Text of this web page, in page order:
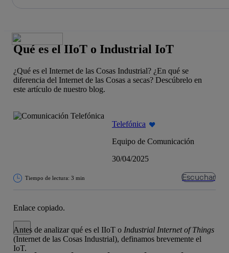
principal
Qué es el IIoT o Industrial IoT
¿Qué es el Internet de las Cosas Industrial? ¿En qué se
diferencia del Internet de las Cosas a secas? Descúbrelo en
este artículo de nuestro blog.
Telefónica
Equipo de Comunicación
30/04/2025
Tiempo de lectura: 3 min Escuchar
Enlace copiado.
Cerrar mensaje de alerta
Antes de analizar qué es el IIoT o Industrial Internet of Things
(Internet de las Cosas Industrial), definamos brevemente el
IoT.